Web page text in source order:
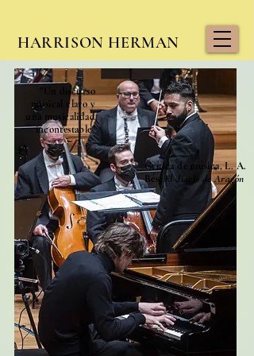
HARRISON HERMAN
"Un discurso
musical claro y
una musicalidad
incontestable"
Crítica de música, L. A.
Bés, El diario de Aragón